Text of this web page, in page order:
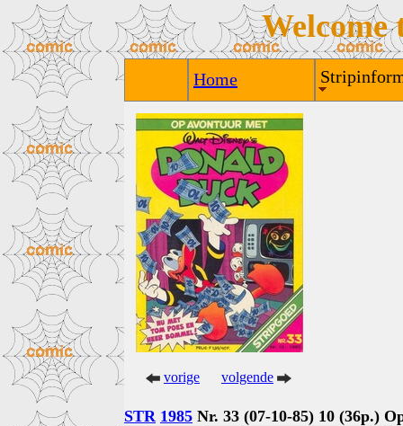
Welcome
Home
vorige volgende
STR 1985 Nr. 33 (07-10-85) 10 (36p.)